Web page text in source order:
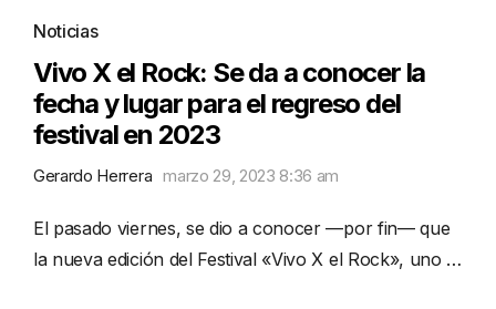
Noticias
Vivo X el Rock: Se da a conocer la
fecha y lugar para el regreso del
festival en 2023
Gerardo Herrera marzo 29, 2023 8:36 am
El pasado viernes, se dio a conocer —por fin— que
la nueva edición del Festival «Vivo X el Rock», uno …